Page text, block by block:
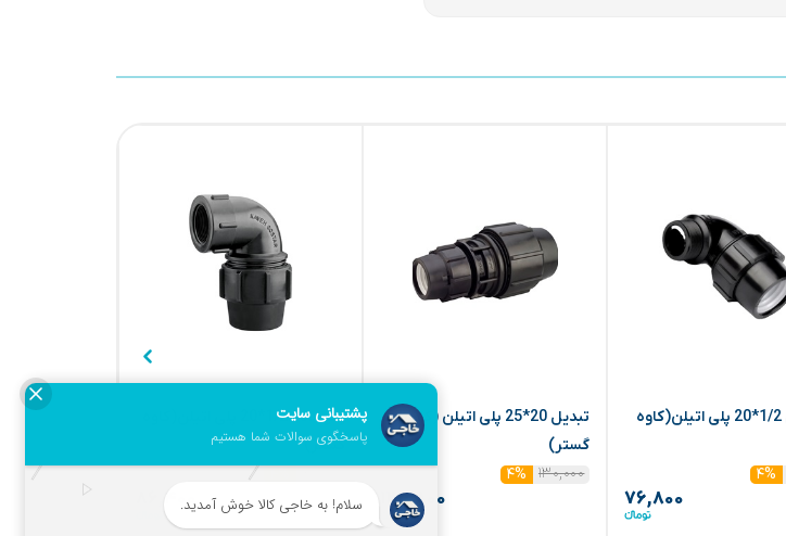
زانو نری 1/2*20 پلی اتیلن(کاوه
۴%
۷۶,۸۰۰
تبدیل 20*25 پلی اتیلن (کاوه
گستر)
۱۳۰,۰۰۰
۴%
۱۲۴,۸۰۰
گستر)
۸۶,۴۰۰
۴%